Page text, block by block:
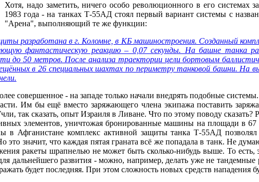
Хотя, надо заметить, ничего особо революционного в его системах
1983 года - на танках Т-55АД стоял первый вариант системы с
"Арена", выполняющий те же функции:
разработана в г. Коломне, в КБ машиностроения. Созданный
фантастическую реакцию – 0,07 секунды. На башне танка
до 50 метров. После анализа траектории цели бортовым
в 26 специальных шахтах по периметру танковой башни. На
совершенное - на западе только начали внедрять подобные
Им бы ещё вместо заряжающего члена экипажа поставить
так сказать, опыт Израиля в Ливане. Что по этому поводу сказать?
элементов, уничтожая бронированные машины на площади в
в Афганистане комплекс активной защиты танка Т-55АД
это значит, что каждая пятая граната всё же попадала в танк. Не
ракеты шрапнелью не может быть сколько-нибудь выше. То
дальнейшего развития - можно, например, делать уже не
будет последняя. При этом сложность новых средств нападения